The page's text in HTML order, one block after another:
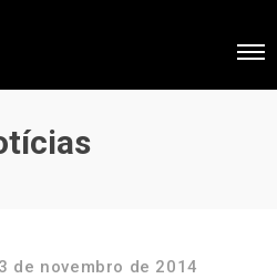
de novembro de 2014